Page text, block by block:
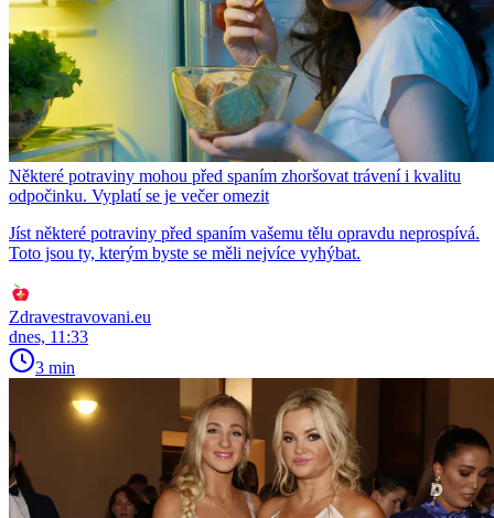
Některé potraviny mohou před spaním zhoršovat trávení i kvalitu
odpočinku. Vyplatí se je večer omezit
Jíst některé potraviny před spaním vašemu tělu opravdu neprospívá.
Toto jsou ty, kterým byste se měli nejvíce vyhýbat.
Zdravestravovani.eu
dnes, 11:33
3 min